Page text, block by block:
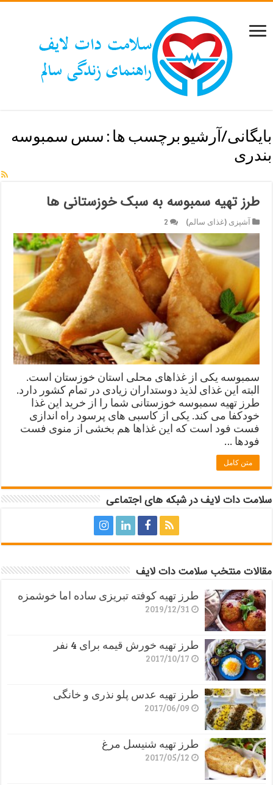
بایگانی/آرشیو برچسب ها : سس سمبوسه
بندری
طرز تهیه سمبوسه به سبک خوزستانی ها
آشپزی (غذای سالم) 2
سمبوسه یکی از غذاهای محلی استان خوزستان است.
البته این غذای لذیذ دوستداران زیادی در تمام کشور دارد.
طرز تهیه سمبوسه خوزستانی شما را از خرید این غذا
خودکفا می کند. یکی از کاسبی های پرسود راه اندازی
فست فود است که این غذاها هم بخشی از منوی فست
فودها …
متن کامل
سلامت دات لایف در شبکه های اجتماعی
مقالات منتخب سلامت دات لایف
طرز تهیه کوفته تبریزی ساده اما خوشمزه
2019/12/31
طرز تهیه خورش قیمه برای 4 نفر
2017/10/17
طرز تهیه عدس پلو نذری و خانگی
2017/06/09
طرز تهیه شنیسل مرغ
2017/05/12